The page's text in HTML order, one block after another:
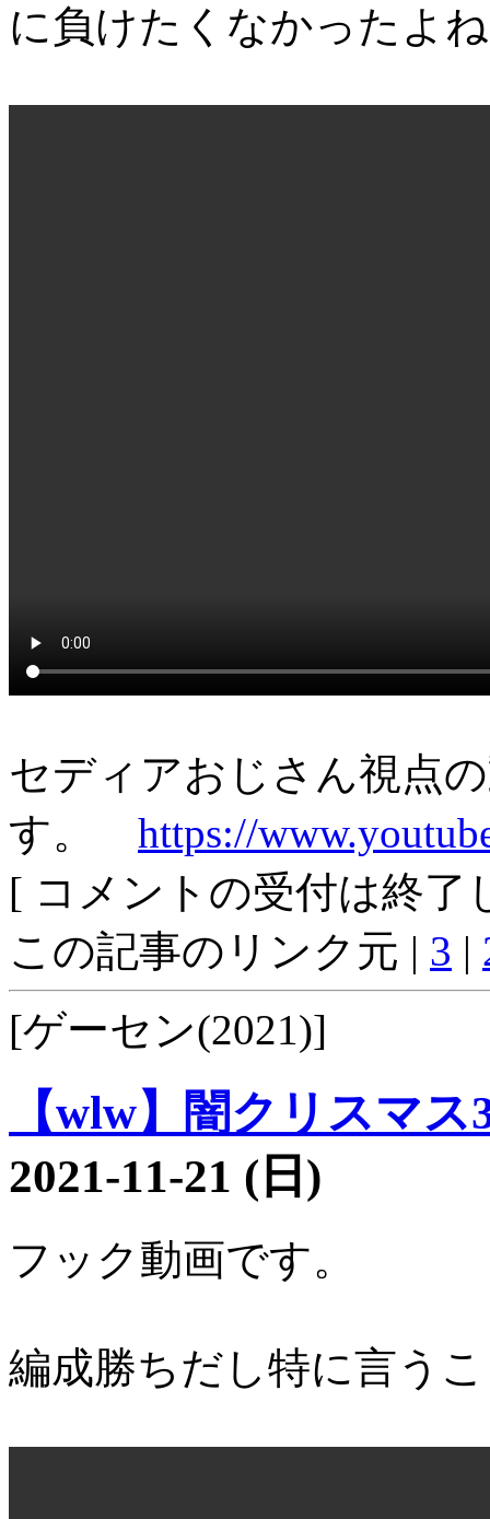
に負けたくなかったよ
セディアおじさん視点
す。 https://
[ コメントの受付は終了
この記事のリンク元 | 3 |
[ゲーセン(2021)]
【wlw】闇クリスマ
2021-11-21 (日)
フック動画です。
編成勝ちだし特に言う